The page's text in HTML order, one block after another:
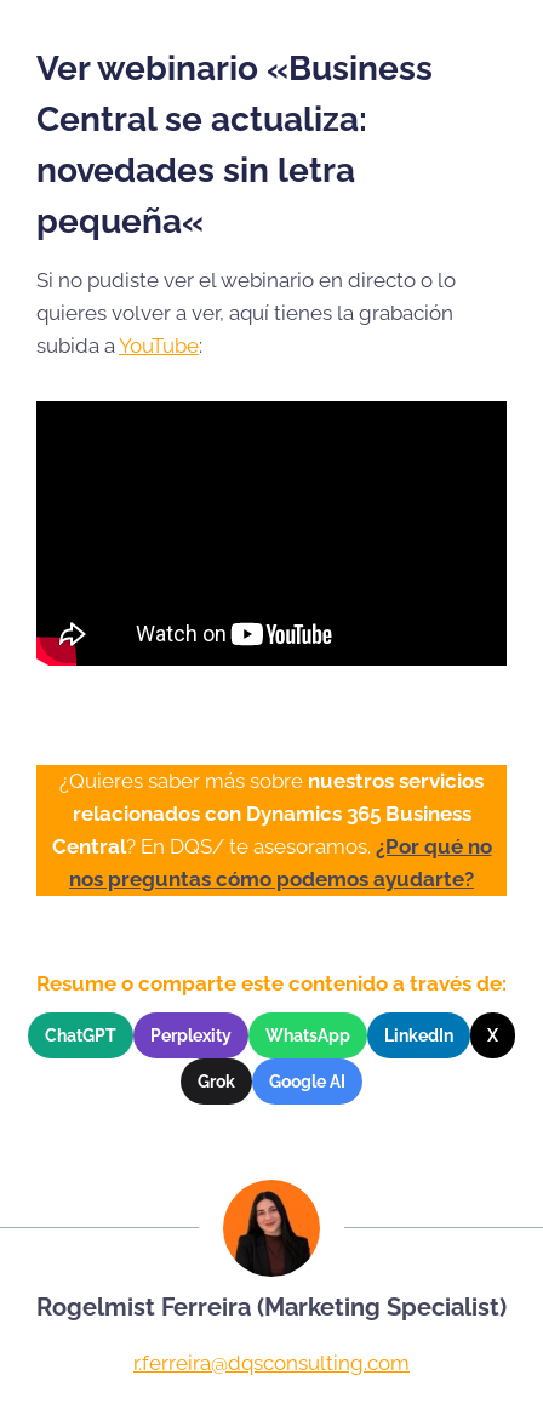
Ver webinario «Business
Central se actualiza:
novedades sin letra
pequeña«
Si no pudiste ver el webinario en directo o lo
quieres volver a ver, aquí tienes la grabación
subida a YouTube:
¿Quieres saber más sobre nuestros servicios
relacionados con Dynamics 365 Business
Central? En DQS/ te asesoramos. ¿Por qué no
nos preguntas cómo podemos ayudarte?
Resume o comparte este contenido a través de:
ChatGPT Perplexity WhatsApp LinkedIn X
Grok Google AI
Rogelmist Ferreira (Marketing Specialist)
r.ferreira@dqsconsulting.com